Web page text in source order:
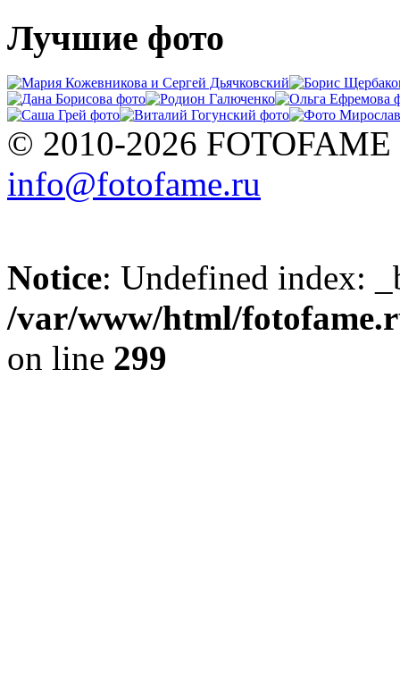
Лучшие фото
© 2010-2026 FOTOFAME
info@fotofame.ru
Notice: Undefined index:
/var/www/html/
on line 299